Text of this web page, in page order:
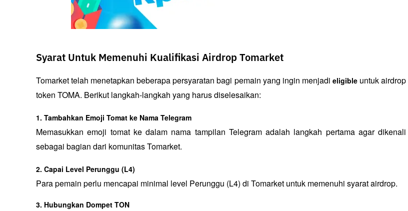
Syarat Untuk Memenuhi Kualifikasi Airdrop Tomarket
Tomarket telah menetapkan beberapa persyaratan bagi pemain yang ingin menjadi eligible untuk airdrop
token TOMA. Berikut langkah-langkah yang harus diselesaikan:
1. Tambahkan Emoji Tomat ke Nama Telegram
Memasukkan emoji tomat ke dalam nama tampilan Telegram adalah langkah pertama agar dikenali
sebagai bagian dari komunitas Tomarket.
2. Capai Level Perunggu (L4)
Para pemain perlu mencapai minimal level Perunggu (L4) di Tomarket untuk memenuhi syarat airdrop.
3. Hubungkan Dompet TON